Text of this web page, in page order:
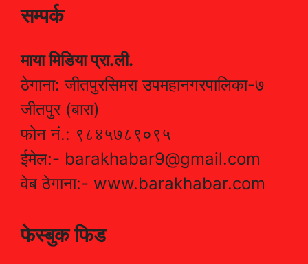
सम्पर्क
माया मिडिया प्रा.ली.
ठेगाना: जीतपुरसिमरा उपमहानगरपालिका-७
जीतपुर (बारा)
फोन नं.: ९८४५७८९०९५
ईमेल:- barakhabar9@gmail.com
वेब ठेगाना:- www.barakhabar.com
फेस्बुक फिड